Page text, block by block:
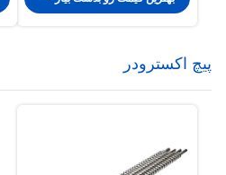
پیچ اکسترودر